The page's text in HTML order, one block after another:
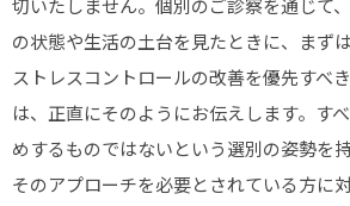
切いたしません。個別のご診察を通じて
の状態や生活の土台を見たときに、まず
ストレスコントロールの改善を優先すべ
は、正直にそのようにお伝えします。す
めするものではないという選別の姿勢を
そのアプローチを必要とされている方に